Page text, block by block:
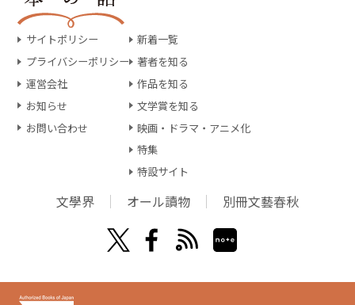
サイトポリシー
プライバシーポリシー
運営会社
お知らせ
お問い合わせ
新着一覧
著者を知る
作品を知る
文学賞を知る
映画・ドラマ・アニメ化
特集
特設サイト
文學界 オール讀物 別冊文藝春秋